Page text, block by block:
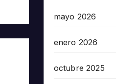
mayo 2026
enero 2026
octubre 2025